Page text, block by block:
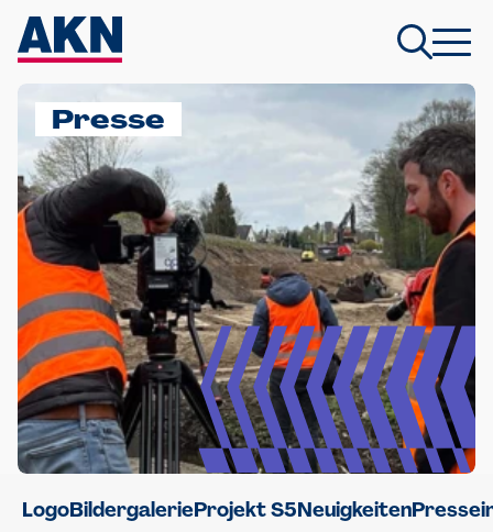
Presse
LogoBildergalerieProjekt S5Neuigkeiten